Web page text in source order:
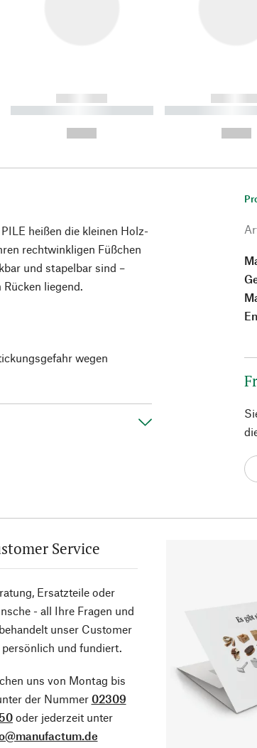
------------
----------- ----------- ----------
-----------
heißen die kleinen Holz-
rechtwinkligen Füßchen
und stapelbar sind –
liegend.
wegen
Service
Ersatzteile oder
- all Ihre Fragen und
unser Customer
und fundiert.
uns von Montag bis
der Nummer 02309
oder jederzeit unter